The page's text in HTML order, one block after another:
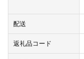
配送
返礼品コード